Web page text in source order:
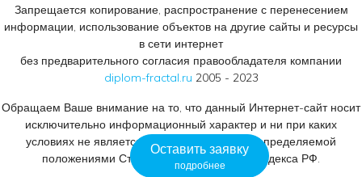
Оставить заявку
подробнее
Запрещается копирование, распространение с перенесением
информации, использование объектов на другие сайты и ресурсы
в сети интернет
без предварительного согласия правообладателя компании
diplom-fractal.ru 2005 - 2023
Обращаем Ваше внимание на то, что данный Интернет-сайт носит
исключительно информационный характер и ни при каких
условиях не является публичной офертой, определяемой
положениями Статьи 437 Гражданского кодекса РФ.